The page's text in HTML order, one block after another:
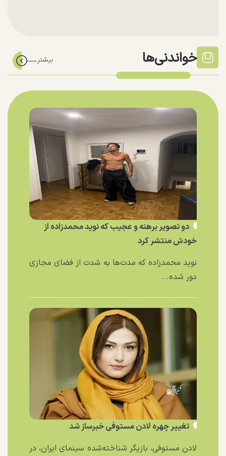
خواندنی‌ها
دو تصویر برهنه و عجیب که نوید محمدزاده از
خودش منتشر کرد
نوید محمدزاده که مدت‌ها به شدت از فضای مجازی
دور شده...
تغییر چهره لادن مستوفی خبرساز شد
لادن مستوفی، بازیگر شناخته‌شده سینمای ایران، در